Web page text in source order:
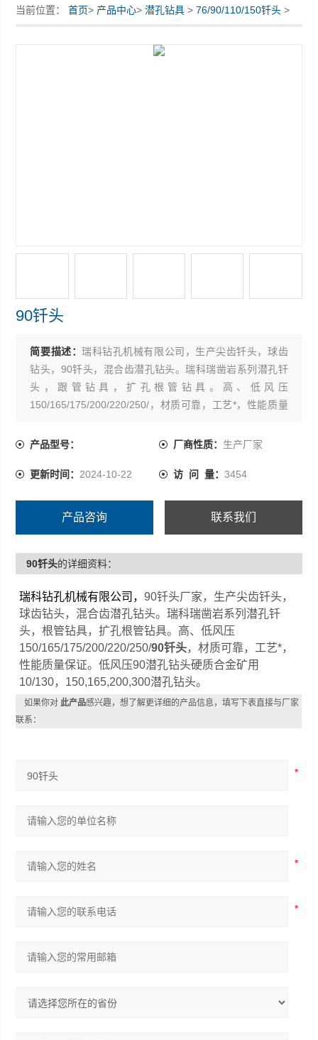
当前位置：首页> 产品中心>潜孔钻具 >76/90/110/150钎头 >
90钎头
90钎头
简要描述：瑞科钻孔机械有限公司，生产尖齿钎头，球齿
钻头，90钎头，混合齿潜孔钻头。瑞科瑞凿岩系列潜孔钎
头，跟管钻具，扩孔根管钻具。高、低风压
150/165/175/200/220/250/，材质可靠，工艺*，性能质量
150,165,200,300潜孔钻头.
产品型号： 厂商性质： 生产厂家
更新时间： 2024-10-22 访 问 量： 3454
产品咨询 联系我们
90钎头的详细资料：
瑞科钻孔机械有限公司，90钎头厂家， 生产尖齿钎头，
球齿钻头，混合齿潜孔钻头。瑞科瑞凿岩系列潜孔钎
头，根管钻具，扩孔根管钻具。高、低风压
150/165/175/200/220/250/90钎头，材质可靠，工艺*，
性能质量保证。低风压90潜孔钻头硬质合金矿用
10/130， 150,165,200,300潜孔钻头。
如果你对此产品感兴趣，想了解更详细的产品信息，填写下表直接与厂家
联系：